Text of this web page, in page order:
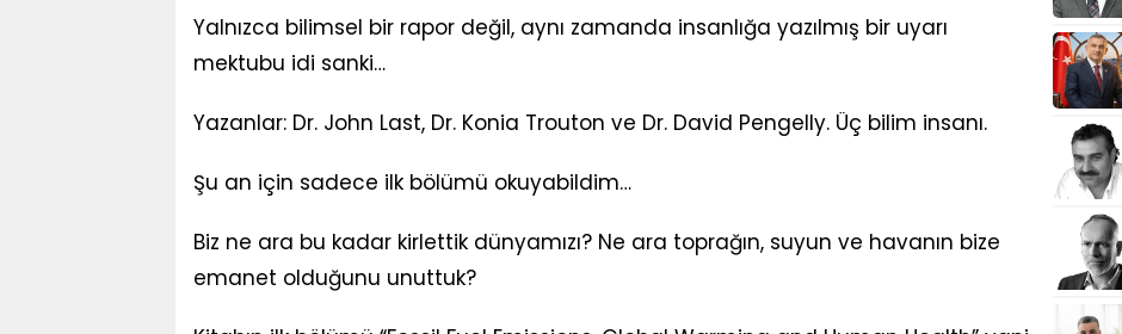
Yalnızca bilimsel bir rapor değil, aynı zamanda insanlığa yazılmış bir uyarı
mektubu idi sanki…
Yazanlar: Dr. John Last, Dr. Konia Trouton ve Dr. David Pengelly. Üç bilim insanı.
Şu an için sadece ilk bölümü okuyabildim…
Biz ne ara bu kadar kirlettik dünyamızı? Ne ara toprağın, suyun ve havanın bize
emanet olduğunu unuttuk?